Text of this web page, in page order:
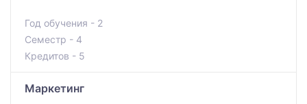
Год обучения - 2
Семестр - 4
Кредитов - 5
Маркетинг